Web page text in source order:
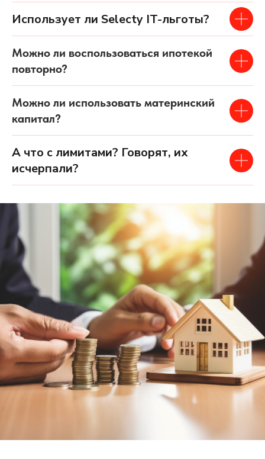
Использует ли Selecty IT-льготы?
Можно ли воспользоваться ипотекой
повторно?
Можно ли использовать материнский
капитал?
А что с лимитами? Говорят, их
исчерпали?